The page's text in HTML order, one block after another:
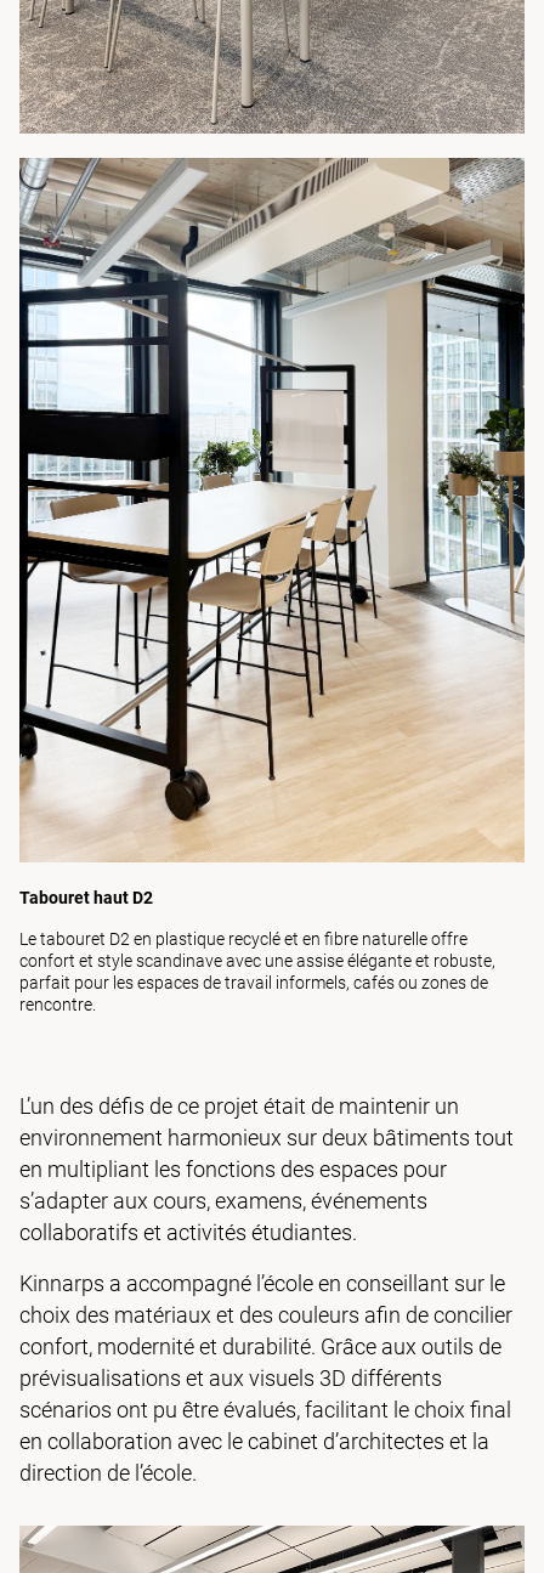
Tabouret haut D2
Le tabouret D2 en plastique recyclé et en fibre naturelle offre
confort et style scandinave avec une assise élégante et robuste,
parfait pour les espaces de travail informels, cafés ou zones de
rencontre.
L’un des défis de ce projet était de maintenir un
environnement harmonieux sur deux bâtiments tout
en multipliant les fonctions des espaces pour
s’adapter aux cours, examens, événements
collaboratifs et activités étudiantes.
Kinnarps a accompagné l’école en conseillant sur le
choix des matériaux et des couleurs afin de concilier
confort, modernité et durabilité. Grâce aux outils de
prévisualisations et aux visuels 3D différents
scénarios ont pu être évalués, facilitant le choix final
en collaboration avec le cabinet d’architectes et la
direction de l’école.